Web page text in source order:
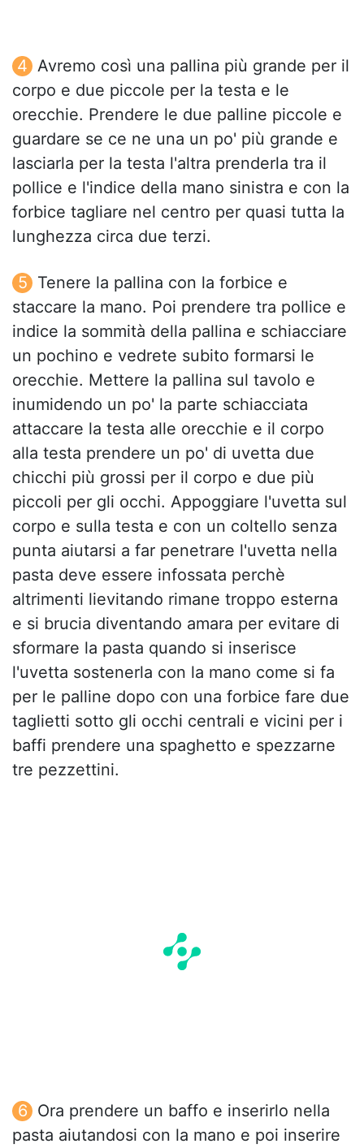
Avremo così una pallina più grande per il
corpo e due piccole per la testa e le
orecchie. Prendere le due palline piccole e
guardare se ce ne una un po' più grande e
lasciarla per la testa l'altra prenderla tra il
pollice e l'indice della mano sinistra e con la
forbice tagliare nel centro per quasi tutta la
lunghezza circa due terzi.
Tenere la pallina con la forbice e
staccare la mano. Poi prendere tra pollice e
indice la sommità della pallina e schiacciare
un pochino e vedrete subito formarsi le
orecchie. Mettere la pallina sul tavolo e
inumidendo un po' la parte schiacciata
attaccare la testa alle orecchie e il corpo
alla testa prendere un po' di uvetta due
chicchi più grossi per il corpo e due più
piccoli per gli occhi. Appoggiare l'uvetta sul
corpo e sulla testa e con un coltello senza
punta aiutarsi a far penetrare l'uvetta nella
pasta deve essere infossata perchè
altrimenti lievitando rimane troppo esterna
e si brucia diventando amara per evitare di
sformare la pasta quando si inserisce
l'uvetta sostenerla con la mano come si fa
per le palline dopo con una forbice fare due
taglietti sotto gli occhi centrali e vicini per i
baffi prendere una spaghetto e spezzarne
tre pezzettini.
Ora prendere un baffo e inserirlo nella
pasta aiutandosi con la mano e poi inserire